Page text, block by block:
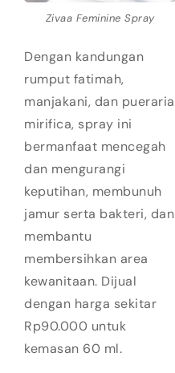
Zivaa Feminine Spray
Dengan kandungan
rumput fatimah,
manjakani, dan pueraria
mirifica, spray ini
bermanfaat mencegah
dan mengurangi
keputihan, membunuh
jamur serta bakteri, dan
membantu
membersihkan area
kewanitaan. Dijual
dengan harga sekitar
Rp90.000 untuk
kemasan 60 ml.